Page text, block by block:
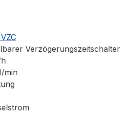
Verzögerungszeitschalter
min